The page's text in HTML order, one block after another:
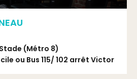
(Métro 8)
ou Bus 115/ 102 arrêt Victor